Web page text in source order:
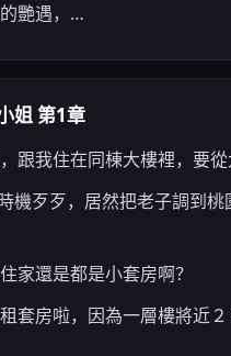
艷遇，…
姐 第1章
跟我住在同棟大樓裡，要
機歹歹，居然把老子調到
家還是都是小套房啊？
套房啦，因為一層樓將近